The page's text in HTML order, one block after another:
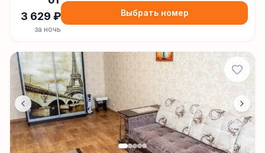
3 629 ₽
за ночь
Выбрать номер